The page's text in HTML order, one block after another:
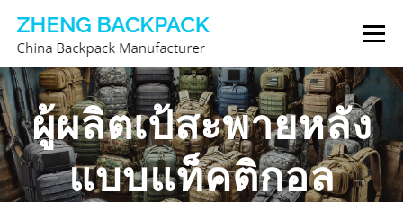
content
Menu
ผู้ผลิตกระเป๋าเป้ เกี่ยวกับเรา ติดต่อเรา
ผู้ผลิตเป้สะพายหลัง
แบบแท็คติกอล